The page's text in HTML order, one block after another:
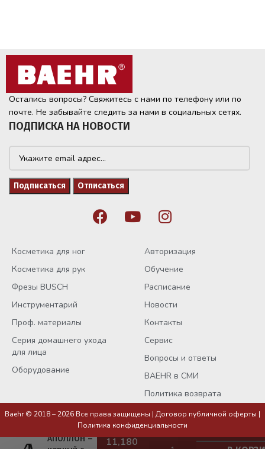
Остались вопросы? Свяжитесь с нами по телефону или по
почте. Не забывайте следить за нами в социальных сетях.
ПОДПИСКА НА НОВОСТИ
Косметика для ног
Косметика для рук
Фрезы BUSCH
Инструментарий
Проф. материалы
Серия домашнего ухода
для лица
Оборудование
Авторизация
Обучение
Расписание
Новости
Контакты
Сервис
Вопросы и ответы
BAEHR в СМИ
Политика возврата
Baehr © 2018 – 2026 Все права защищены | Договор публичной оферты |
Политика конфиденциальности
Опора для ног
АПОЛЛОН –